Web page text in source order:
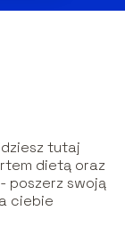
tutaj
dietą oraz
poszerz swoją
ciebie